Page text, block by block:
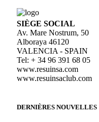
SIÈGE SOCIAL
Av. Mare Nostrum, 50
Alboraya 46120
VALENCIA - SPAIN
Tel: + 34 96 391 68 05
www.resuinsa.com
www.resuinsaclub.com
DERNIÈRES NOUVELLES